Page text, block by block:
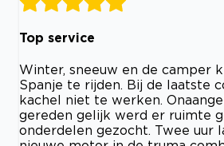
Top service
Winter, sneeuw en de camper
Spanje te rijden. Bij de laatste
kachel niet te werken.
gereden gelijk werd er ruimte
onderdelen gezocht. Twee uur